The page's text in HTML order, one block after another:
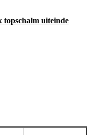
topschalm uiteinde